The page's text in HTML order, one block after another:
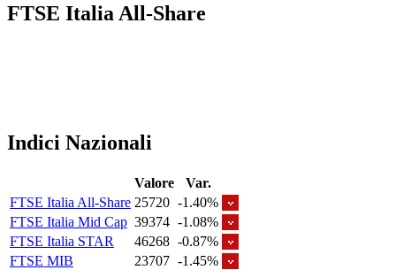
FTSE Italia All-Share
Indici Nazionali
Valore
Var.
FTSE Italia All-Share 25720 -1.40%
FTSE Italia Mid Cap 39374 -1.08%
FTSE Italia STAR
46268 -0.87%
FTSE MIB
23707 -1.45%